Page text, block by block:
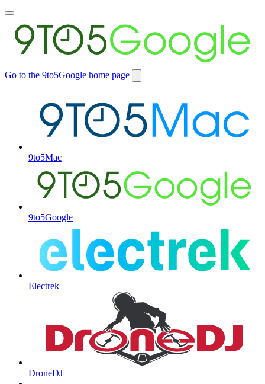
Toggle
main
menu
Go to the 9to5Google home page
Switch
9to5Mac
9to5Google
Electrek
DroneDJ